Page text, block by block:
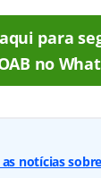
para
no
notícias